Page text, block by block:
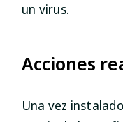
un virus.
Acciones
Una vez